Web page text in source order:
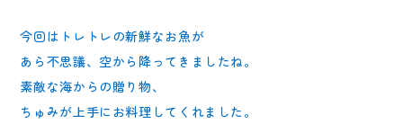
今回はトレトレの新鮮なお魚が
あら不思議、空から降ってきましたね。
素敵な海からの贈り物、
ちゅみが上手にお料理してくれました。